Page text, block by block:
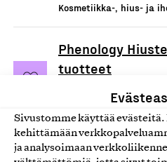
Sivustomme käyttää
kehittämään
ja analysoimaan
Kosmetiikka-, hius- ja
Phenology
tuotteet
Balance